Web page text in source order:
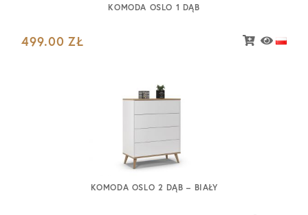
KOMODA OSLO 1 DĄB
499.00 ZŁ
KOMODA OSLO 2 DĄB – BIAŁY